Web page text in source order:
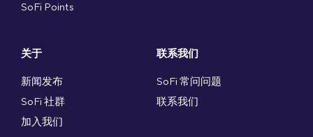
SoFi Points
关于
新闻发布
SoFi 社群
加入我们
联系我们
SoFi 常问问题
联系我们